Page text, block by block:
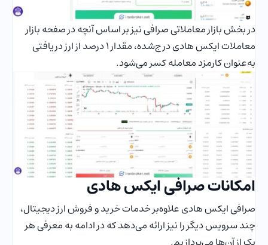
در بخش بازار معاملاتی صرافی نیز بر اساس آنچه در صفحه بازار
معاملات ایکس هادی درج‌شده، مقدار 1 درصد از ارز دریافتی
به‌عنوان کارمزد معامله کسر می‌شود.
امکانات صرافی ایکس هادی
صرافی ایکس هادی علاوه‌بر خدمات خرید و فروش ارز دیجیتال،
چند سرویس دیگر را نیز ارائه می‌دهد که در ادامه به معرفی هر